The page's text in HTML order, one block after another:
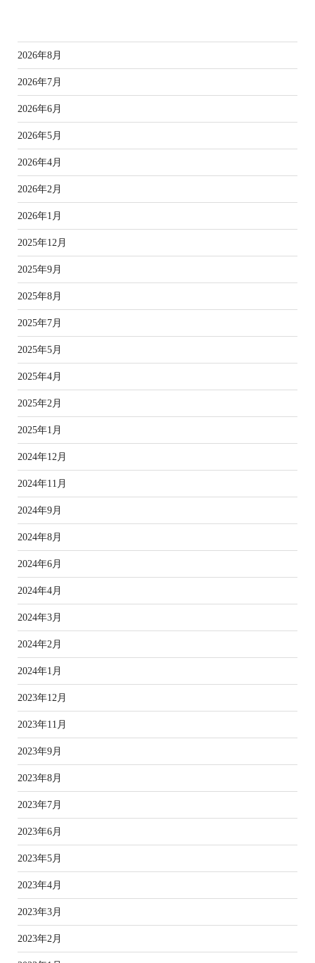
2026年8月
2026年7月
2026年6月
2026年5月
2026年4月
2026年2月
2026年1月
2025年12月
2025年9月
2025年8月
2025年7月
2025年5月
2025年4月
2025年2月
2025年1月
2024年12月
2024年11月
2024年9月
2024年8月
2024年6月
2024年4月
2024年3月
2024年2月
2024年1月
2023年12月
2023年11月
2023年9月
2023年8月
2023年7月
2023年6月
2023年5月
2023年4月
2023年3月
2023年2月